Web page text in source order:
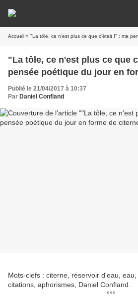
Accueil » "La tôle, ce n'est plus ce que c'était !" : ma pensée
"La tôle, ce n'est plus ce que
pensée poétique du jour en
Publié le 21/04/2017 à 10:37
Par Daniel Confland
Mots-clefs : citerne, réservoir d'eau,
citations, aphorismes, Daniel Confland.
°°°